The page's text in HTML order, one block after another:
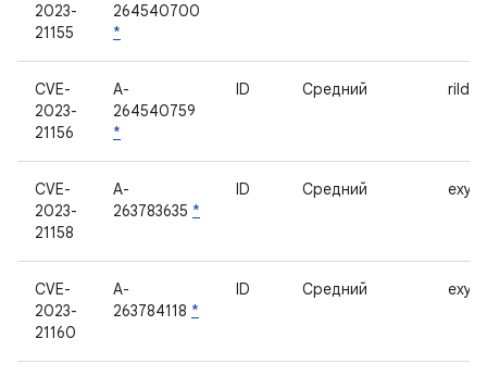
2023-
21155
264540700
*
CVE-
2023-
21156
A-
264540759
*
ID Средний
CVE-
2023-
21158
A-
263783635 *
ID Средний
CVE-
2023-
21160
A-
263784118 *
ID Средний